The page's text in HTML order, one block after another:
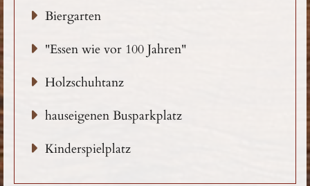
Biergarten
"Essen wie vor 100 Jahren"
Holzschuhtanz
hauseigenen Busparkplatz
Kinderspielplatz